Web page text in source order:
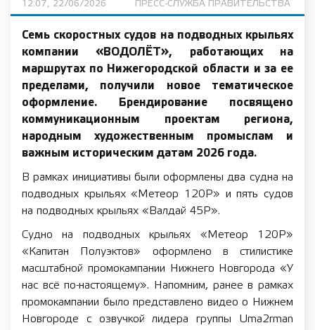
12:07, 22/06/2026 ПРЕСС-СЛУЖБА ПРАВИТЕЛЬСТВА
Семь скоростных судов на подводных крыльях
компании «ВОДОЛЁТ», работающих на
маршрутах по Нижегородской области и за ее
пределами, получили новое тематическое
оформление. Брендирование посвящено
коммуникационным проектам региона,
народным художественным промыслам и
важным историческим датам 2026 года.
В рамках инициативы были оформлены два судна на
подводных крыльях «Метеор 120Р» и пять судов
на подводных крыльях «Валдай 45Р».
Судно на подводных крыльях «Метеор 120Р»
«Капитан Полуэктов» оформлено в стилистике
масштабной промокампании Нижнего Новгорода «У
нас всё по-настоящему». Напомним, ранее в рамках
промокампании было представлено видео о Нижнем
Новгороде с озвучкой лидера группы Uma2rman